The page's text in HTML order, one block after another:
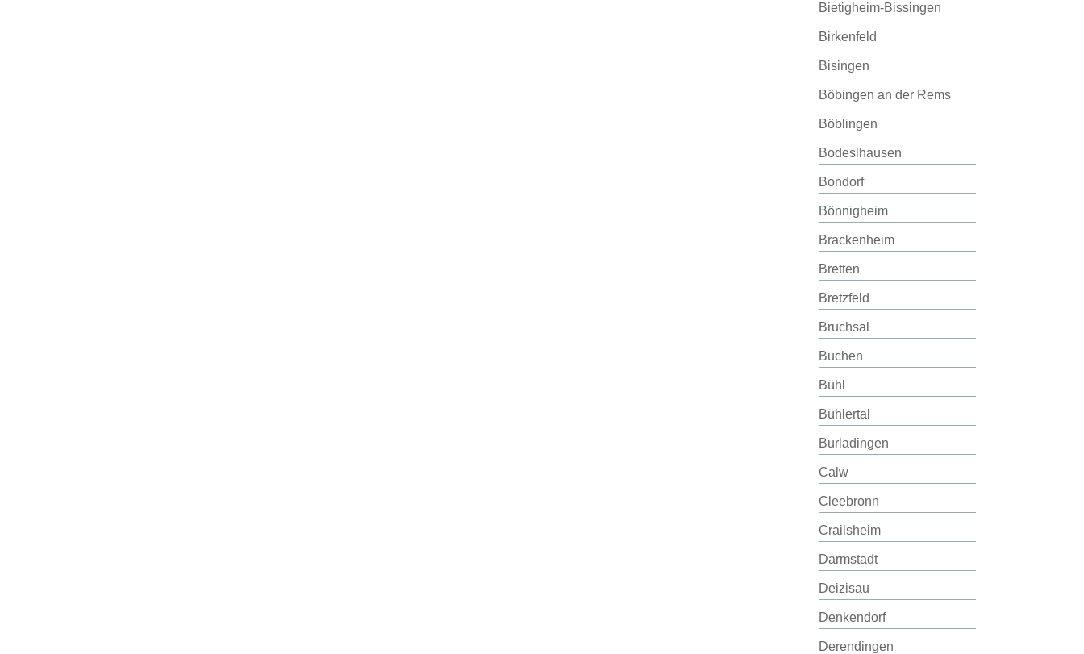
Bietigheim-Bissingen
Birkenfeld
Bisingen
Böbingen an der Rems
Böblingen
Bodeslhausen
Bondorf
Bönnigheim
Brackenheim
Bretten
Bretzfeld
Bruchsal
Buchen
Bühl
Bühlertal
Burladingen
Calw
Cleebronn
Crailsheim
Darmstadt
Deizisau
Denkendorf
Derendingen